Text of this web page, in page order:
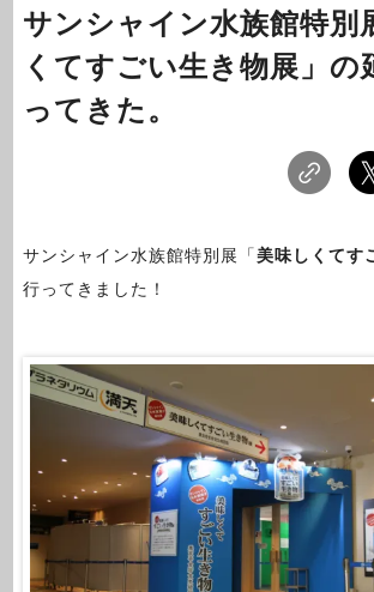
サンシャイン水族館特別
くてすごい生き物展」の
ってきた。
サンシャイン水族館特別展「美味しくてす
行ってきました！